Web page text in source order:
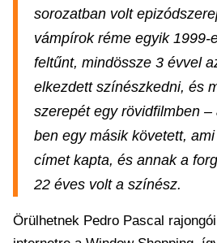
sorozatban volt
vámpírok réme egyik 1999-
feltűnt, mindössze 3 évvel
elkezdett színészkedni, és
szerepét egy rövidfilmben
ben egy másik követett,
címet kapta, és annak a
22 éves volt a színész.
Örülhetnek Pedro Pascal